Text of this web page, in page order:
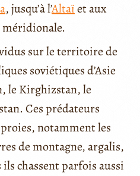
, jusqu’à l’Altaïet aux
méridionale.
sur le territoire de
soviétiques d’Asie
le Kirghizstan, le
Ces prédateurs
notamment les
de montagne, argalis,
chassent parfois aussi